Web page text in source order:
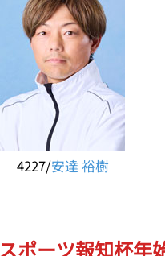
4227/安達 裕樹
スポーツ報知杯年